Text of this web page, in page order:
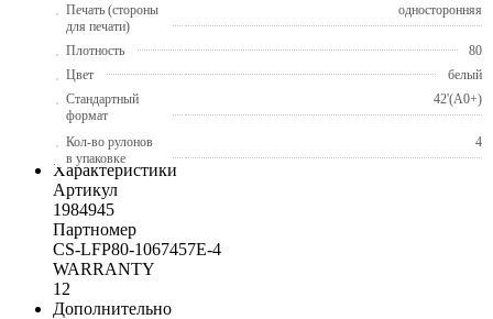
Печать (стороны
для печати)
односторонняя
Плотность
80
Цвет
белый
Стандартный
формат
42'(A0+)
Кол-во рулонов
в упаковке
4
Характеристики
Артикул
1984945
Партномер
CS-LFP80-1067457E-4
WARRANTY
12
Дополнительно